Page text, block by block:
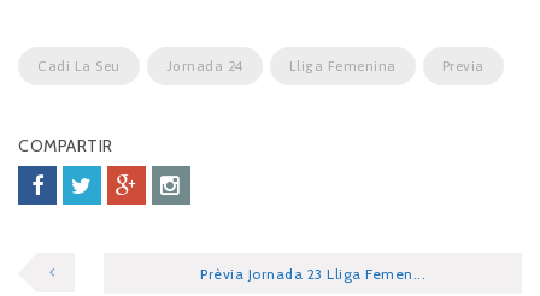
Cadi La Seu Jornada 24 Lliga Femenina Previa
COMPARTIR
Prèvia Jornada 23 Lliga Femen...